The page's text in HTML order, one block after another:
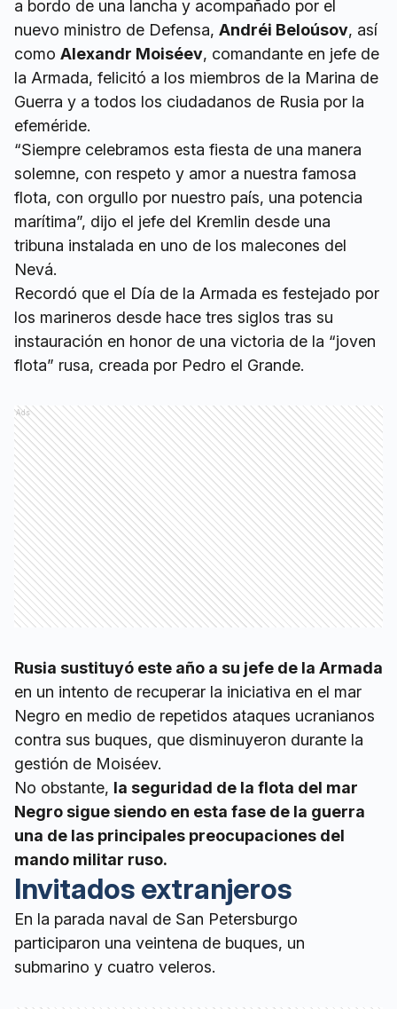
a bordo de una lancha y acompañado por el
nuevo ministro de Defensa, Andréi Beloúsov, así
como Alexandr Moiséev, comandante en jefe de
la Armada, felicitó a los miembros de la Marina de
Guerra y a todos los ciudadanos de Rusia por la
efeméride.
“Siempre celebramos esta fiesta de una manera
solemne, con respeto y amor a nuestra famosa
flota, con orgullo por nuestro país, una potencia
marítima”, dijo el jefe del Kremlin desde una
tribuna instalada en uno de los malecones del
Nevá.
Recordó que el Día de la Armada es festejado por
los marineros desde hace tres siglos tras su
instauración en honor de una victoria de la “joven
flota” rusa, creada por Pedro el Grande.
Ads
Rusia sustituyó este año a su jefe de la Armada
en un intento de recuperar la iniciativa en el mar
Negro en medio de repetidos ataques ucranianos
contra sus buques, que disminuyeron durante la
gestión de Moiséev.
No obstante, la seguridad de la flota del mar
Negro sigue siendo en esta fase de la guerra
una de las principales preocupaciones del
mando militar ruso.
Invitados extranjeros
En la parada naval de San Petersburgo
participaron una veintena de buques, un
submarino y cuatro veleros.